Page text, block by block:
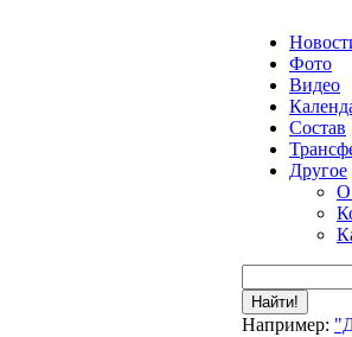
Фото
Видео
Состав
Другое
О
Найти!
Например: